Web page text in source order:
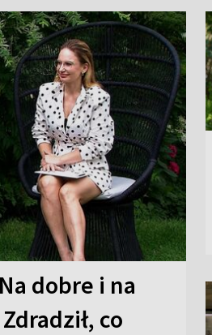
dobre i na
co